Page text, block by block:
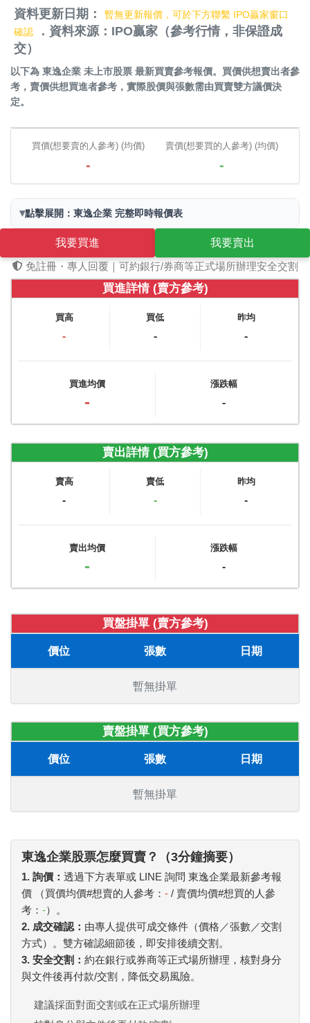
資料更新日期：
暫無更新報價，可於下方聯繫 IPO贏家窗口
確認
．資料來源：IPO贏家（參考行情，非保證成
交）
以下為 東逸企業 未上市股票 最新買賣參考報價。買價供想賣出者參
考，賣價供想買進者參考，實際股價與張數需由買賣雙方議價決
定。
買價(想要賣的人參考) (均價)
-
賣價(想要買的人參考) (均價)
-
▾點擊展開：東逸企業 完整即時報價表
我要買進
我要賣出
免註冊・專人回覆｜可約銀行/券商等正式場所辦理安全交割
買進詳情 (賣方參考)
買高
-
買低
-
昨均
-
買進均價
-
漲跌幅
-
賣出詳情 (買方參考)
賣高
-
賣低
-
昨均
-
賣出均價
-
漲跌幅
-
買盤掛單 (賣方參考)
價位 張數 日期
暫無掛單
賣盤掛單 (買方參考)
價位 張數 日期
暫無掛單
東逸企業股票怎麼買賣？（3分鐘摘要）
1. 詢價： 透過下方表單或 LINE 詢問 東逸企業最新參考報
價 （買價均價#想賣的人參考： - / 賣價均價#想買的人參
考： -）。
2. 成交確認： 由專人提供可成交條件（價格／張數／交割
方式）。雙方確認細節後，即安排後續交割。
3. 安全交割： 約在銀行或券商等正式場所辦理，核對身分
與文件後再付款/交割，降低交易風險。
建議採面對面交割或在正式場所辦理